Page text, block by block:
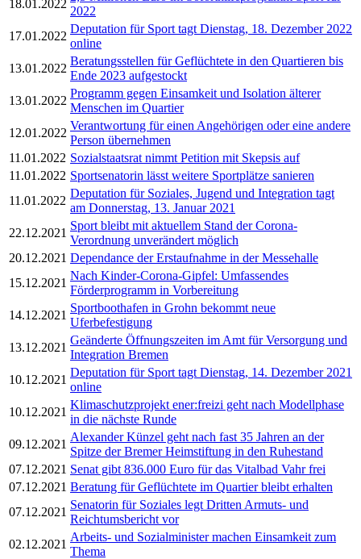
18.01.2022
2022
17.01.2022
Deputation für Sport tagt Dienstag, 18. Dezember 2022
online
13.01.2022
Beratungsstellen für Geflüchtete in den Quartieren bis
Ende 2023 aufgestockt
13.01.2022
Programm gegen Einsamkeit und Isolation älterer
Menschen im Quartier
12.01.2022
Verantwortung für einen Angehörigen oder eine andere
Person übernehmen
11.01.2022 Sozialstaatsrat nimmt Petition mit Skepsis auf
11.01.2022 Sportsenatorin lässt weitere Sportplätze sanieren
11.01.2022
Deputation für Soziales, Jugend und Integration tagt
am Donnerstag, 13. Januar 2021
22.12.2021
Sport bleibt mit aktuellem Stand der Corona-
Verordnung unverändert möglich
20.12.2021 Dependance der Erstaufnahme in der Messehalle
15.12.2021
Nach Kinder-Corona-Gipfel: Umfassendes
Förderprogramm in Vorbereitung
14.12.2021
Sportboothafen in Grohn bekommt neue
Uferbefestigung
13.12.2021
Geänderte Öffnungszeiten im Amt für Versorgung und
Integration Bremen
10.12.2021
Deputation für Sport tagt Dienstag, 14. Dezember 2021
online
10.12.2021
Klimaschutzprojekt ener:freizi geht nach Modellphase
in die nächste Runde
09.12.2021
Alexander Künzel geht nach fast 35 Jahren an der
Spitze der Bremer Heimstiftung in den Ruhestand
07.12.2021 Senat gibt 836.000 Euro für das Vitalbad Vahr frei
07.12.2021 Beratung für Geflüchtete im Quartier bleibt erhalten
07.12.2021
Senatorin für Soziales legt Dritten Armuts- und
Reichtumsbericht vor
02.12.2021
Arbeits- und Sozialminister machen Einsamkeit zum
Thema